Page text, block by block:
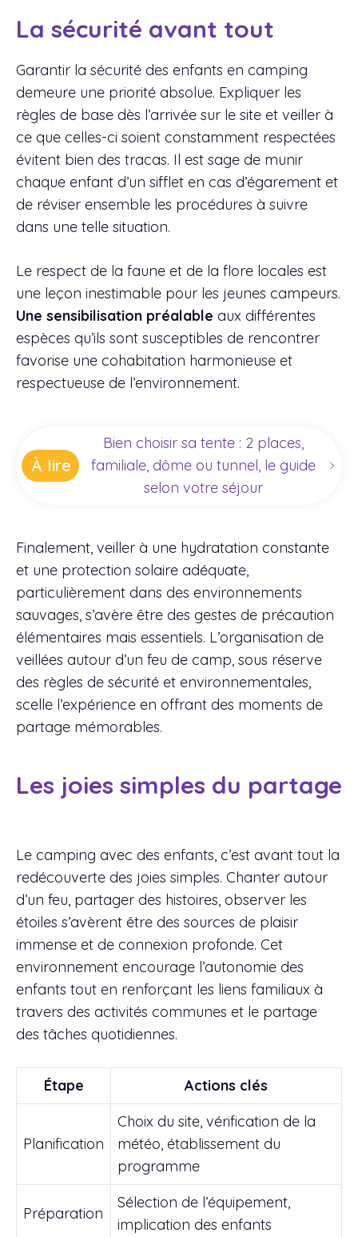
La sécurité avant tout
Garantir la sécurité des enfants en camping
demeure une priorité absolue. Expliquer les
règles de base dès l’arrivée sur le site et veiller à
ce que celles-ci soient constamment respectées
évitent bien des tracas. Il est sage de munir
chaque enfant d’un sifflet en cas d’égarement et
de réviser ensemble les procédures à suivre
dans une telle situation.
Le respect de la faune et de la flore locales est
une leçon inestimable pour les jeunes campeurs.
Une sensibilisation préalable aux différentes
espèces qu’ils sont susceptibles de rencontrer
favorise une cohabitation harmonieuse et
respectueuse de l’environnement.
À lire
Bien choisir sa tente : 2 places,
familiale, dôme ou tunnel, le guide
selon votre séjour
Finalement, veiller à une hydratation constante
et une protection solaire adéquate,
particulièrement dans des environnements
sauvages, s’avère être des gestes de précaution
élémentaires mais essentiels. L’organisation de
veillées autour d’un feu de camp, sous réserve
des règles de sécurité et environnementales,
scelle l’expérience en offrant des moments de
partage mémorables.
Les joies simples du partage
Le camping avec des enfants, c’est avant tout la
redécouverte des joies simples. Chanter autour
d’un feu, partager des histoires, observer les
étoiles s’avèrent être des sources de plaisir
immense et de connexion profonde. Cet
environnement encourage l’autonomie des
enfants tout en renforçant les liens familiaux à
travers des activités communes et le partage
des tâches quotidiennes.
Étape Actions clés
Planification
Choix du site, vérification de la
météo, établissement du
programme
Préparation
Sélection de l’équipement,
implication des enfants